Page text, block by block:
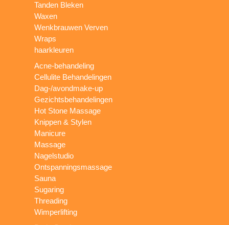
Tanden Bleken
Waxen
Wenkbrauwen Verven
Wraps
haarkleuren
Acne-behandeling
Cellulite Behandelingen
Dag-/avondmake-up
Gezichtsbehandelingen
Hot Stone Massage
Knippen & Stylen
Manicure
Massage
Nagelstudio
Ontspanningsmassage
Sauna
Sugaring
Threading
Wimperlifting